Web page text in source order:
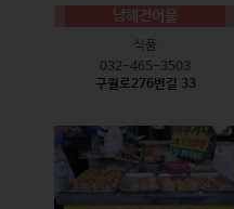
남해건어물
식품
032-465-3503
구월로276번길 33